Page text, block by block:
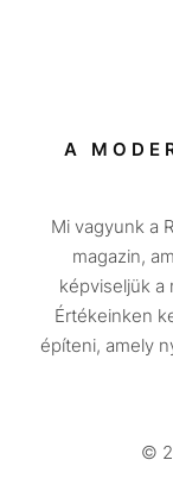
A
Mi vagyunk a
magazin,
képviseljük a
Értékeinken
építeni, amely
©